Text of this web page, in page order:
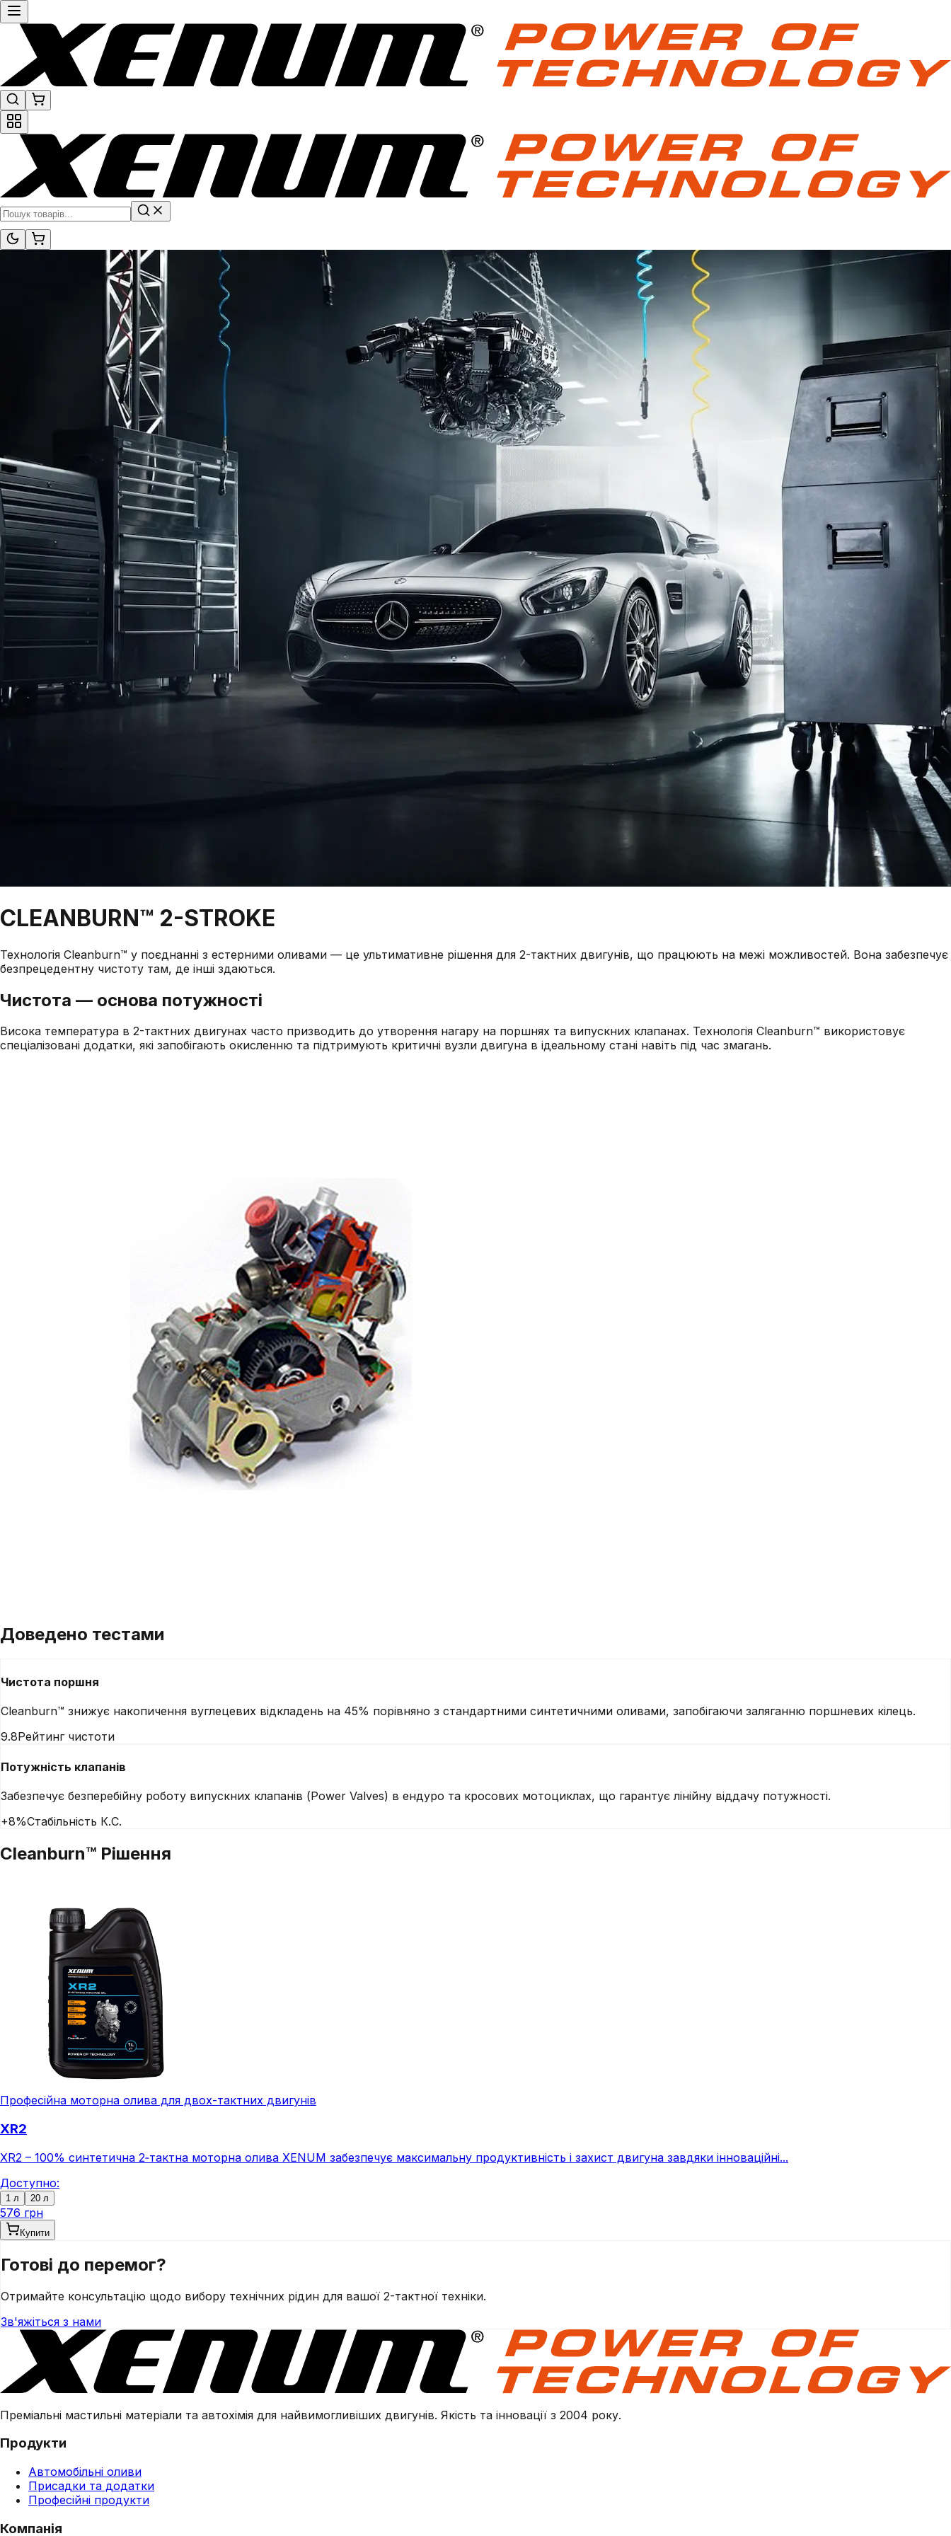
CLEANBURN™ 2-STROKE
Технологія Cleanburn™ у поєднанні з естерними оливами — це ультимативне рішення для 2-тактних двигунів, що працюють на межі можливостей. Вона забезпечує
безпрецедентну чистоту там, де інші здаються.
Чистота — основа потужності
Висока температура в 2-тактних двигунах часто призводить до утворення нагару на поршнях та випускних клапанах. Технологія Cleanburn™ використовує
спеціалізовані додатки, які запобігають окисленню та підтримують критичні вузли двигуна в ідеальному стані навіть під час змагань.
Доведено тестами
Чистота поршня
Cleanburn™ знижує накопичення вуглецевих відкладень на 45% порівняно з стандартними синтетичними оливами, запобігаючи заляганню поршневих кілець.
9.8Рейтинг чистоти
Потужність клапанів
Забезпечує безперебійну роботу випускних клапанів (Power Valves) в ендуро та кросових мотоциклах, що гарантує лінійну віддачу потужності.
+8%Стабільність К.С.
Cleanburn™ Рішення
Професійна моторна олива для двох-тактних двигунів
XR2
XR2 – 100% синтетична 2‑тактна моторна олива XENUM забезпечує максимальну продуктивність і захист двигуна завдяки інноваційні...
Доступно:
1 л 20 л
576 грн
Купити
Готові до перемог?
Отримайте консультацію щодо вибору технічних рідин для вашої 2-тактної техніки.
Зв'яжіться з нами
Преміальні мастильні матеріали та автохімія для найвимогливіших двигунів. Якість та інновації з 2004 року.
Продукти
Автомобільні оливи
Присадки та додатки
Професійні продукти
Компанія